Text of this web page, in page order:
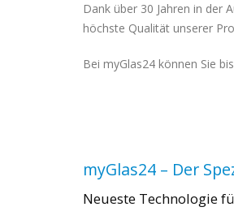
Dank über 30 Jahren in der
höchste Qualität unserer
Bei myGlas24 können Sie
myGlas24 – Der
Neueste Technologie